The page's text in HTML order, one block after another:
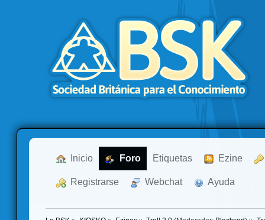
Inicio Foro Etiquetas Ezine
Registrarse Webchat Ayuda